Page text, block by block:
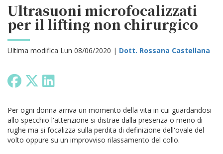
Ultrasuoni microfocalizzati
per il lifting non chirurgico
Ultima modifica Lun 08/06/2020 | Dott. Rossana Castellana
Per ogni donna arriva un momento della vita in cui guardandosi
allo specchio l'attenzione si distrae dalla presenza o meno di
rughe ma si focalizza sulla perdita di definizione dell'ovale del
volto oppure su un improvviso rilassamento del collo.